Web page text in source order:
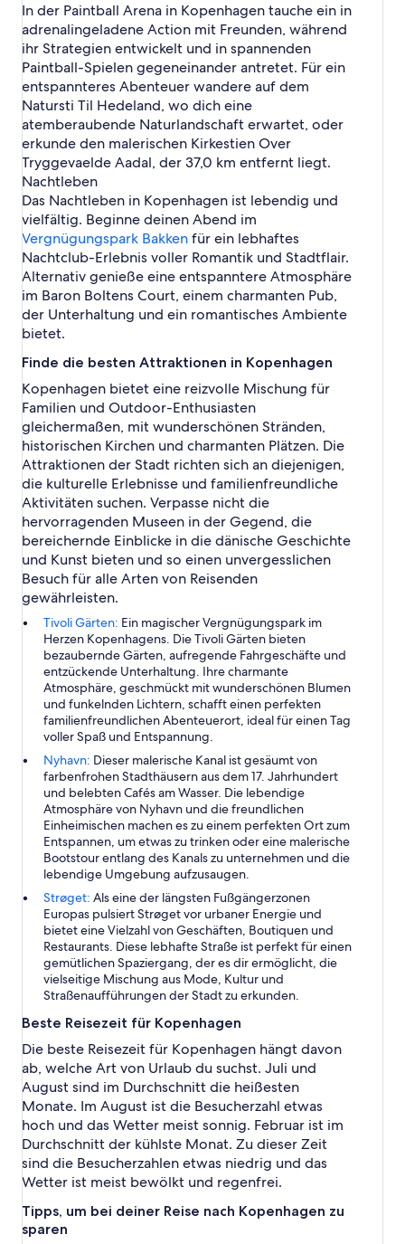
u
m
g
e
o
p
e
n
a
g
e
n
n
H
u
p
t
b
a
h
h
o
f
o
p
e
n
h
a
g
e
n
h
a
g
e
o
p
n
h
a
g
e
n
In der Paintball Arena in Kopenhagen tauche ein in
adrenalingeladene Action mit Freunden, während
ihr Strategien entwickelt und in spannenden
Paintball-Spielen gegeneinander antretet. Für ein
entspannteres Abenteuer wandere auf dem
Natursti Til Hedeland, wo dich eine
atemberaubende Naturlandschaft erwartet, oder
erkunde den malerischen Kirkestien Over
Tryggevaelde Aadal, der 37,0 km entfernt liegt.
Nachtleben
Das Nachtleben in Kopenhagen ist lebendig und
vielfältig. Beginne deinen Abend im
Vergnügungspark Bakkenfür ein lebhaftes
Nachtclub-Erlebnis voller Romantik und Stadtflair.
Alternativ genieße eine entspanntere Atmosphäre
im Baron Boltens Court, einem charmanten Pub,
der Unterhaltung und ein romantisches Ambiente
bietet.
Finde die besten Attraktionen in Kopenhagen
Kopenhagen bietet eine reizvolle Mischung für
Familien und Outdoor-Enthusiasten
gleichermaßen, mit wunderschönen Stränden,
historischen Kirchen und charmanten Plätzen. Die
Attraktionen der Stadt richten sich an diejenigen,
die kulturelle Erlebnisse und familienfreundliche
Aktivitäten suchen. Verpasse nicht die
hervorragenden Museen in der Gegend, die
bereichernde Einblicke in die dänische Geschichte
und Kunst bieten und so einen unvergesslichen
Besuch für alle Arten von Reisenden
gewährleisten.
Tivoli Gärten: Ein magischer Vergnügungspark im
Herzen Kopenhagens. Die Tivoli Gärten bieten
bezaubernde Gärten, aufregende Fahrgeschäfte und
entzückende Unterhaltung. Ihre charmante
Atmosphäre, geschmückt mit wunderschönen Blumen
und funkelnden Lichtern, schafft einen perfekten
familienfreundlichen Abenteuerort, ideal für einen Tag
voller Spaß und Entspannung.
Nyhavn: Dieser malerische Kanal ist gesäumt von
farbenfrohen Stadthäusern aus dem 17. Jahrhundert
und belebten Cafés am Wasser. Die lebendige
Atmosphäre von Nyhavn und die freundlichen
Einheimischen machen es zu einem perfekten Ort zum
Entspannen, um etwas zu trinken oder eine malerische
Bootstour entlang des Kanals zu unternehmen und die
lebendige Umgebung aufzusaugen.
Strøget: Als eine der längsten Fußgängerzonen
Europas pulsiert Strøget vor urbaner Energie und
bietet eine Vielzahl von Geschäften, Boutiquen und
Restaurants. Diese lebhafte Straße ist perfekt für einen
gemütlichen Spaziergang, der es dir ermöglicht, die
vielseitige Mischung aus Mode, Kultur und
Straßenaufführungen der Stadt zu erkunden.
Beste Reisezeit für Kopenhagen
Die beste Reisezeit für Kopenhagen hängt davon
ab, welche Art von Urlaub du suchst. Juli und
August sind im Durchschnitt die heißesten
Monate. Im August ist die Besucherzahl etwas
hoch und das Wetter meist sonnig. Februar ist im
Durchschnitt der kühlste Monat. Zu dieser Zeit
sind die Besucherzahlen etwas niedrig und das
Wetter ist meist bewölkt und regenfrei.
Tipps, um bei deiner Reise nach Kopenhagen zu
sparen